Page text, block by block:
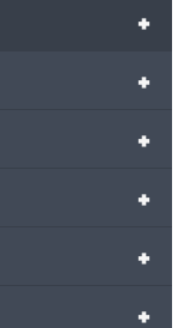
+
+
+
+
+
+